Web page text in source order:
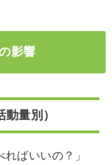
影響
量別）
ばいいの？」